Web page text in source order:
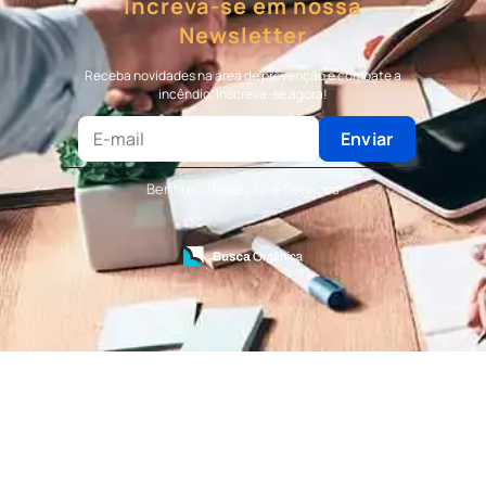
Bombeiro Civil
Terceirização de Bombeiro
Terceirização de Bombeiro Civil
Terceirização de Portaria
Terceirização de Recepção
Terceirização de Recepcionista
Terceirização de Serviços de Recepcionistas
Treinamento de Bombeiro Civil
Treinamento de Bombeiros
Treinamento de Brigada
Treinamento de Brigada de Emergência
Treinamento de Brigada de Incêndio
Treinamento de Brigada de Incêndio Valor
Treinamento de Brigadista de Incêndio
Treinamento de Combate a Incêndio NR 23
Increva-se em nossa
Newsletter
Receba novidades na área de prevenção e combate a
incêndio. Inscreva-se agora!
Enviar
Benfire - Proteção e Serviços